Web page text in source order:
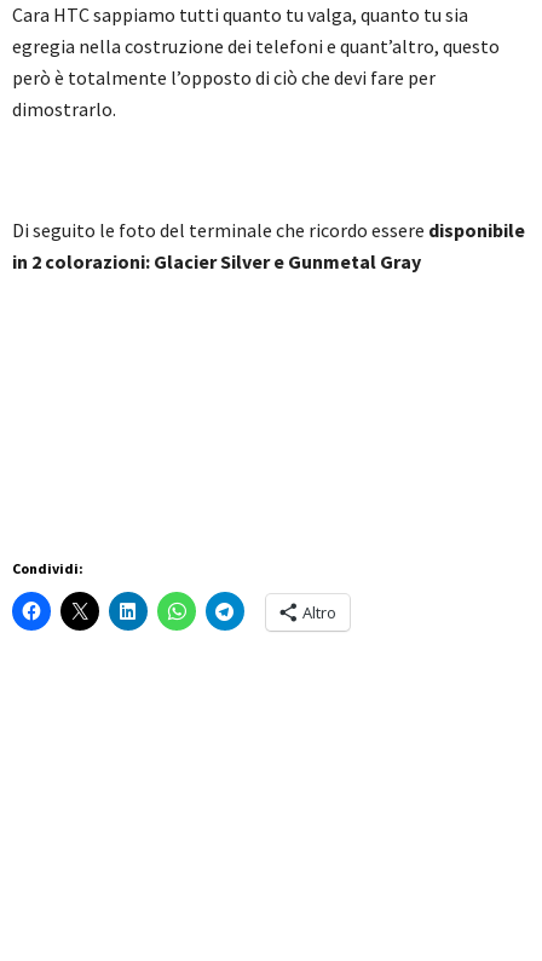
Cara HTC sappiamo tutti quanto tu valga, quanto tu sia
egregia nella costruzione dei telefoni e quant’altro, questo
però è totalmente l’opposto di ciò che devi fare per
dimostrarlo.
Di seguito le foto del terminale che ricordo essere disponibile
in 2 colorazioni: Glacier Silver e Gunmetal Gray
Condividi:
Altro